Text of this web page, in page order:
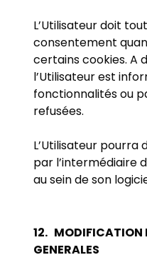
L’Utilisateur doit
consentement
certains cookies. A
l’Utilisateur est
fonctionnalités ou
refusées.
L’Utilisateur pourra
par l’intermédiaire
au sein de son
12. MODIFICATION
GENERALES